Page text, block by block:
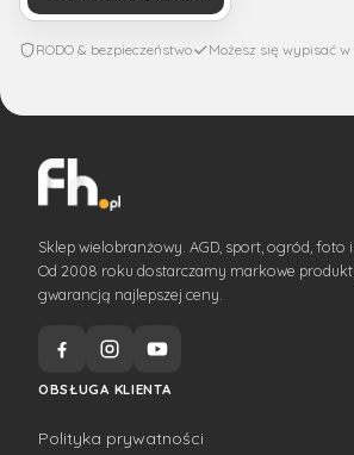
RODO & bezpieczeństwo Możesz się wypisać w
Sklep wielobranżowy. AGD, sport, ogród, foto i
Od 2008 roku dostarczamy markowe
gwarancją najlepszej ceny.
OBSŁUGA KLIENTA
Polityka prywatności